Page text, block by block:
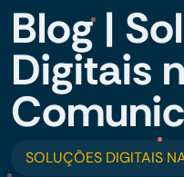
Blog |
Digitais
SOLUÇÕES DIGITAIS